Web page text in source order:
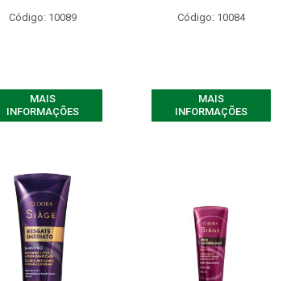
Código: 10089
MAIS
INFORMAÇÕES
Código: 10084
MAIS
INFORMAÇÕES